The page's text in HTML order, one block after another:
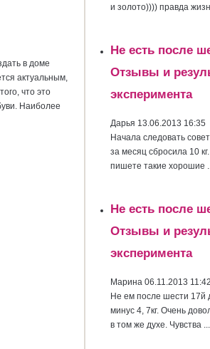
в доме
актуальным,
что это
Наиболее
и золото)))) правда
Не есть после
Отзывы и
эксперимента
Дарья 13.06.2013 16:35
Начала следовать
за месяц сбросила 10
пишете такие хорошие
Не есть после
Отзывы и
эксперимента
Марина 06.11.2013 11:42
Не ем после шести 17й
минус 4, 7кг. Очень
в том же духе. Чувства ...